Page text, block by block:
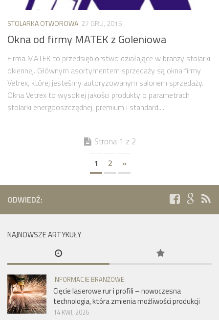
STOLARKA OTWOROWA 27 GRU, 2015
Okna od firmy MATEK z Goleniowa
Firma MATEK to przedsiębiorstwo działające w branży stolarki
okiennej. Głównym asortymentem sprzedaży są okna firmy
Vetrex, której jesteśmy autoryzowanym salonem sprzedaży.
Okna Vetrex to wysokiej jakości produkty o parametrach
stolarki energooszczędnej, premium i standard....
Strona 1 z 2
1 2 »
ODWIEDŹ:
NAJNOWSZE ARTYKUŁY
INFORMACJE BRANŻOWE
Cięcie laserowe rur i profili – nowoczesna
technologia, która zmienia możliwości produkcji
14 KWI, 2026